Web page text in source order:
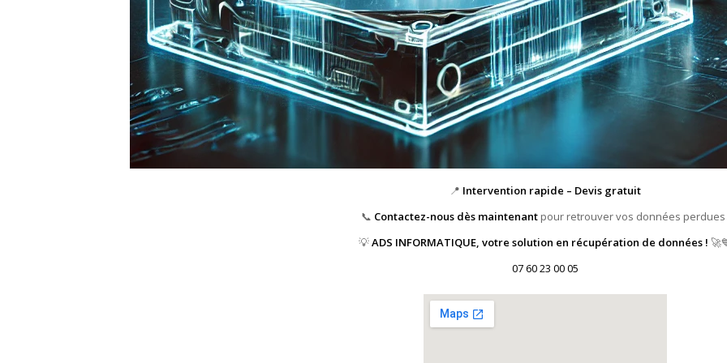
📍 Intervention rapide – Devis gratuit
📞 Contactez-nous dès maintenantpour retrouver vos données perdues
💡ADS INFORMATIQUE, votre solution en récupération de données !
07 60 23 00 05